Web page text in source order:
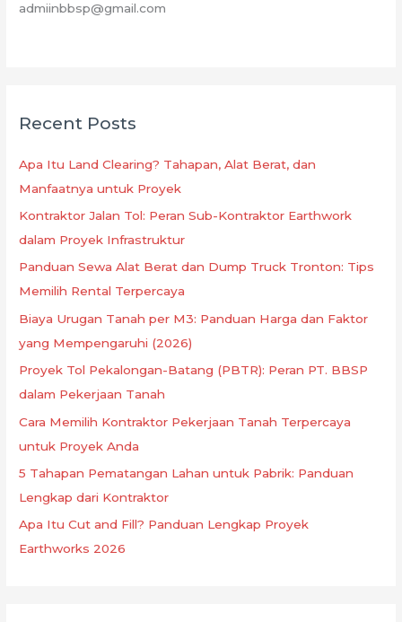
admiinbbsp@gmail.com
Recent Posts
Apa Itu Land Clearing? Tahapan, Alat Berat, dan
Manfaatnya untuk Proyek
Kontraktor Jalan Tol: Peran Sub-Kontraktor Earthwork
dalam Proyek Infrastruktur
Panduan Sewa Alat Berat dan Dump Truck Tronton: Tips
Memilih Rental Terpercaya
Biaya Urugan Tanah per M3: Panduan Harga dan Faktor
yang Mempengaruhi (2026)
Proyek Tol Pekalongan-Batang (PBTR): Peran PT. BBSP
dalam Pekerjaan Tanah
Cara Memilih Kontraktor Pekerjaan Tanah Terpercaya
untuk Proyek Anda
5 Tahapan Pematangan Lahan untuk Pabrik: Panduan
Lengkap dari Kontraktor
Apa Itu Cut and Fill? Panduan Lengkap Proyek
Earthworks 2026